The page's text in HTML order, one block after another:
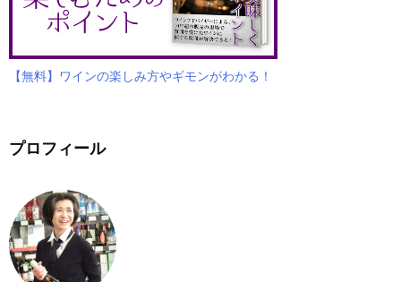
【無料】ワインの楽しみ方やギモンがわかる！
プロフィール